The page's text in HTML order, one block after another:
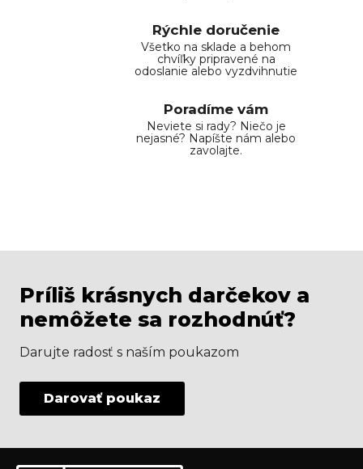
Rýchle doručenie
Všetko na sklade a behom
chvíľky pripravené na
odoslanie alebo vyzdvihnutie
Poradíme vám
Neviete si rady? Niečo je
nejasné? Napíšte nám alebo
zavolajte.
Príliš krásnych darčekov a
nemôžete sa rozhodnúť?
Darujte radosť s naším poukazom
Darovať poukaz